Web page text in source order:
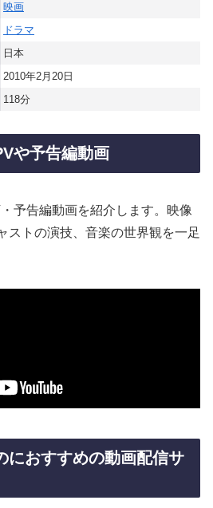
映画
ドラマ
日本
2010年2月20日
118分
や予告編動画
予告編動画を紹介します。映像
ストの演技、音楽の世界観を一足
におすすめの動画配信サ